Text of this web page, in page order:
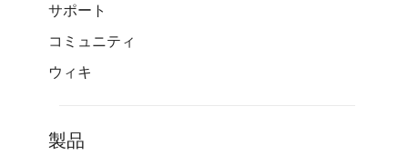
サポート
コミュニティ
ウィキ
製品